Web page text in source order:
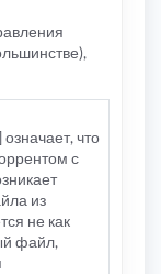
что
с
из
не как
файл,